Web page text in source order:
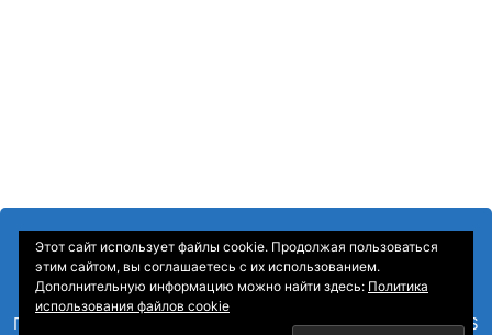
Главная Контакты— Sitemap— RSS
Этот сайт использует файлы cookie. Продолжая пользоваться
этим сайтом, вы соглашаетесь с их использованием.
Дополнительную информацию можно найти здесь: Политика
использования файлов cookie